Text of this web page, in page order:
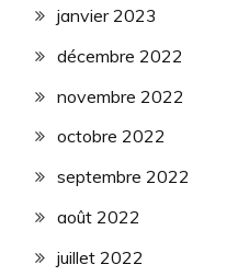
janvier 2023
décembre 2022
novembre 2022
octobre 2022
septembre 2022
août 2022
juillet 2022